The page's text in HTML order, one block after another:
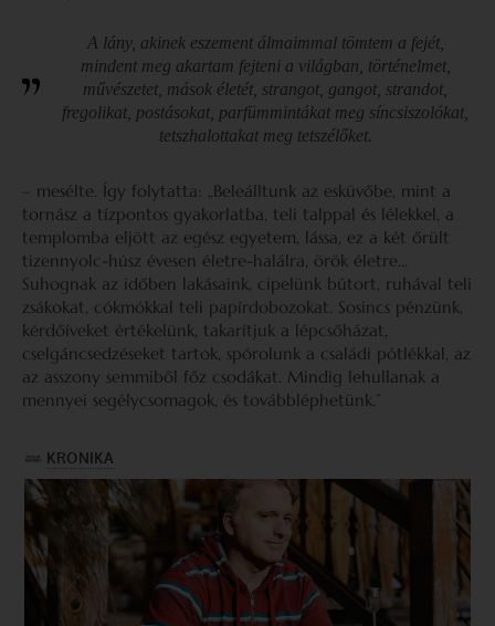
A lány, akinek eszement álmaimmal tömtem a fejét,
mindent meg akartam fejteni a világban, történelmet,
művészetet, mások életét, strangot, gangot, strandot,
fregolikat, postásokat, parfümmintákat meg síncsiszolókat,
tetszhalottakat meg tetszélőket.
– mesélte. Így folytatta: „Beleálltunk az esküvőbe, mint a
tornász a tízpontos gyakorlatba, teli talppal és lélekkel, a
templomba eljött az egész egyetem, lássa, ez a két őrült
tizennyolc-húsz évesen életre-halálra, örök életre…
Suhognak az időben lakásaink, cipelünk bútort, ruhával teli
zsákokat, cókmókkal teli papírdobozokat. Sosincs pénzünk,
kérdőíveket értékelünk, takarítjuk a lépcsőházat,
cselgáncsedzéseket tartok, spórolunk a családi pótlékkal, az
az asszony semmiből főz csodákat. Mindig lehullanak a
mennyei segélycsomagok, és továbbléphetünk.”